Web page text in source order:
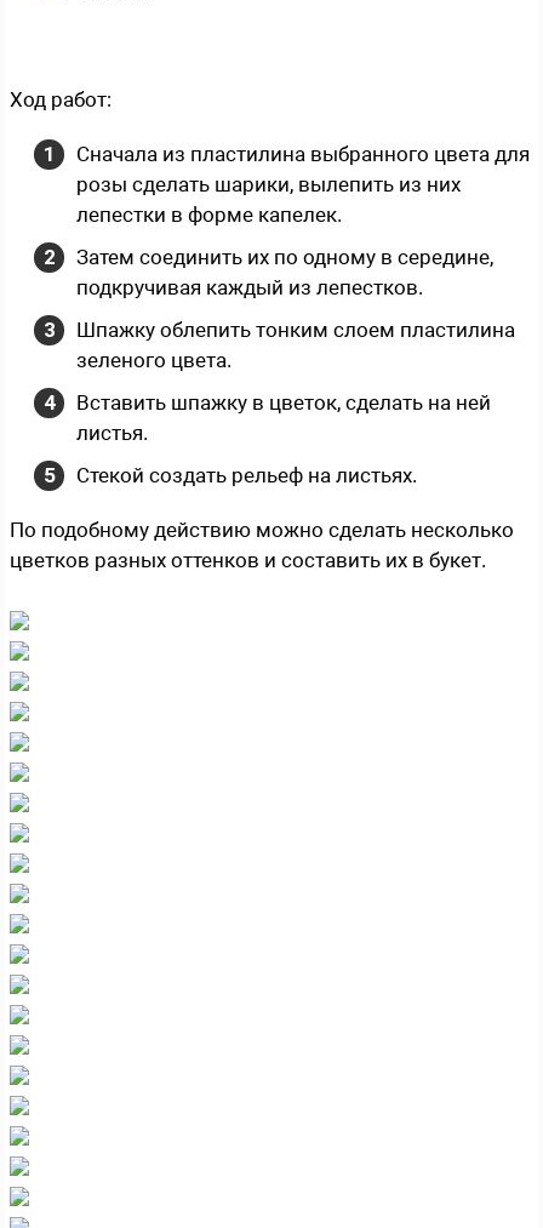
Ход работ:
Сначала из пластилина выбранного цвета для
розы сделать шарики, вылепить из них
лепестки в форме капелек.
Затем соединить их по одному в середине,
подкручивая каждый из лепестков.
Шпажку облепить тонким слоем пластилина
зеленого цвета.
Вставить шпажку в цветок, сделать на ней
листья.
Стекой создать рельеф на листьях.
По подобному действию можно сделать несколько
цветков разных оттенков и составить их в букет.